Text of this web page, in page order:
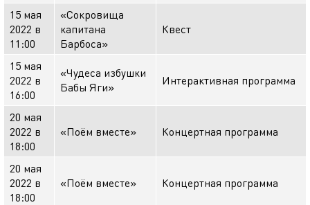
15 мая
2022 в
11:00
«Сокровища
капитана
Барбоса»
Квест
15 мая
2022 в
16:00
«Чудеса избушки
Бабы Яги»
Интерактивная программа
20 мая
2022 в
18:00
«Поём вместе» Концертная программа
20 мая
2022 в
18:00
«Поём вместе» Концертная программа